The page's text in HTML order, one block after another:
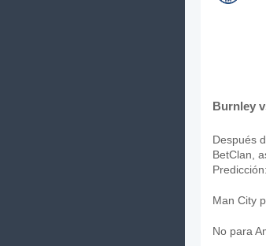
Burnley
Después
BetClan,
Predicción:
Man City
No para